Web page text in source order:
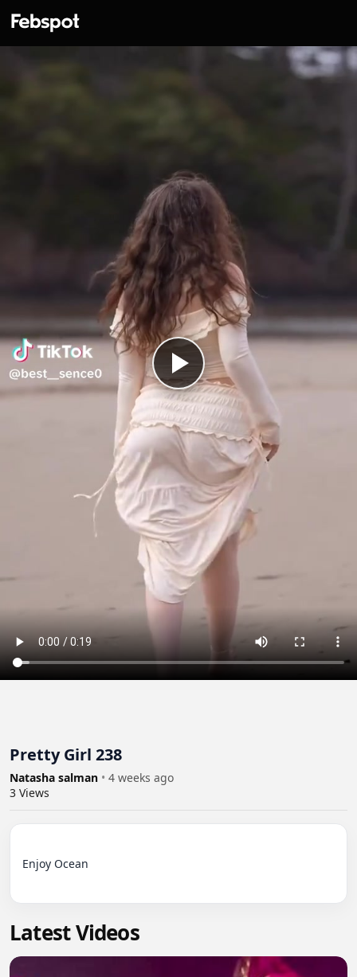
Pretty Girl 238
Natasha salman • 4 weeks ago
3 Views
Enjoy Ocean
Latest Videos